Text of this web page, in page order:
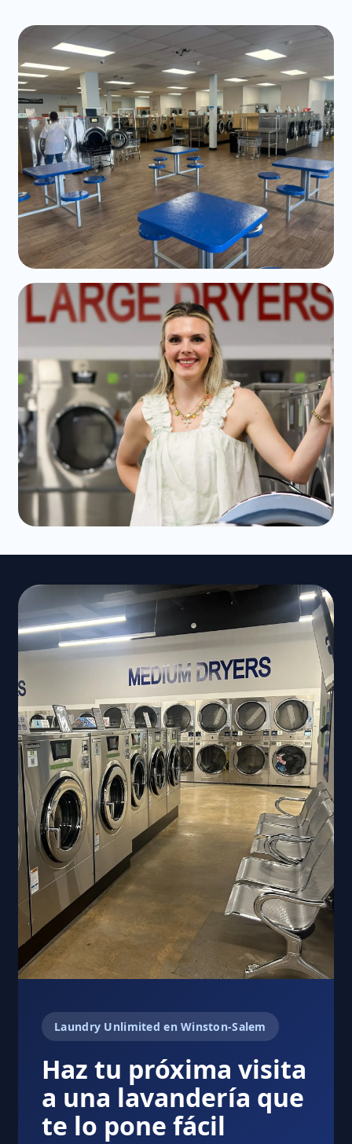
Laundry Unlimited en Winston-Salem
Haz tu próxima visita
a una lavandería que
te lo pone fácil